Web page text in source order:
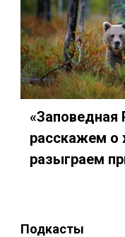
«Заповедная
расскажем о
разыграем
Подкасты